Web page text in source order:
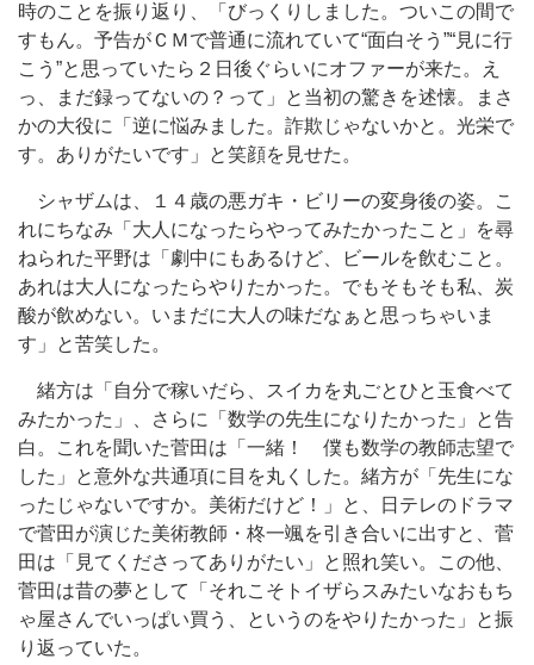
時のことを振り返り、「びっくりしました。ついこの間で
すもん。予告がＣＭで普通に流れていて“面白そう”“見に行
こう”と思っていたら２日後ぐらいにオファーが来た。え
っ、まだ録ってないの？って」と当初の驚きを述懐。まさ
かの大役に「逆に悩みました。詐欺じゃないかと。光栄で
す。ありがたいです」と笑顔を見せた。
シャザムは、１４歳の悪ガキ・ビリーの変身後の姿。こ
れにちなみ「大人になったらやってみたかったこと」を尋
ねられた平野は「劇中にもあるけど、ビールを飲むこと。
あれは大人になったらやりたかった。でもそもそも私、炭
酸が飲めない。いまだに大人の味だなぁと思っちゃいま
す」と苦笑した。
緒方は「自分で稼いだら、スイカを丸ごとひと玉食べて
みたかった」、さらに「数学の先生になりたかった」と告
白。これを聞いた菅田は「一緒！ 僕も数学の教師志望で
した」と意外な共通項に目を丸くした。緒方が「先生にな
ったじゃないですか。美術だけど！」と、日テレのドラマ
で菅田が演じた美術教師・柊一颯を引き合いに出すと、菅
田は「見てくださってありがたい」と照れ笑い。この他、
菅田は昔の夢として「それこそトイザらスみたいなおもち
ゃ屋さんでいっぱい買う、というのをやりたかった」と振
り返っていた。